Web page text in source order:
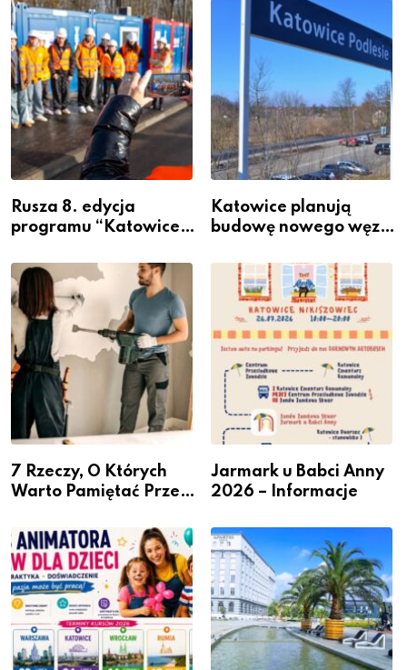
Rusza 8. edycja
programu “Katowice
– nabór dla
przedsiębiorców
Katowice planują
budowę nowego węzła
Podlesiu
7 Rzeczy, O Których
Warto Pamiętać Przed
Jarmark u Babci Anny
2026 – Informacje